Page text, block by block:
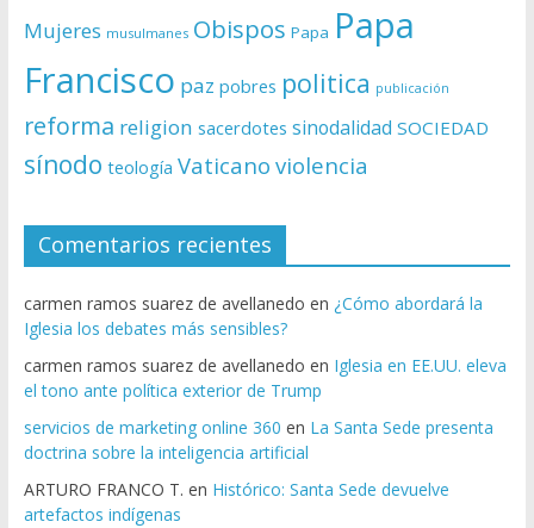
Mujeres musulmanes Obispos Papa Papa
Francisco paz pobres politica publicación
reforma religion sacerdotes sinodalidad SOCIEDAD
sínodo teología Vaticano violencia
Comentarios recientes
carmen ramos suarez de avellanedo en ¿Cómo abordará la
Iglesia los debates más sensibles?
carmen ramos suarez de avellanedo en Iglesia en EE.UU. eleva
el tono ante política exterior de Trump
servicios de marketing online 360 en La Santa Sede presenta
doctrina sobre la inteligencia artificial
ARTURO FRANCO T. en Histórico: Santa Sede devuelve
artefactos indígenas